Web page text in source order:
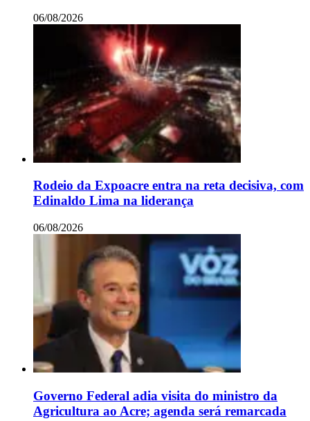
06/08/2026
Rodeio da Expoacre entra na reta decisiva, com
Edinaldo Lima na liderança
06/08/2026
Governo Federal adia visita do ministro da
Agricultura ao Acre; agenda será remarcada